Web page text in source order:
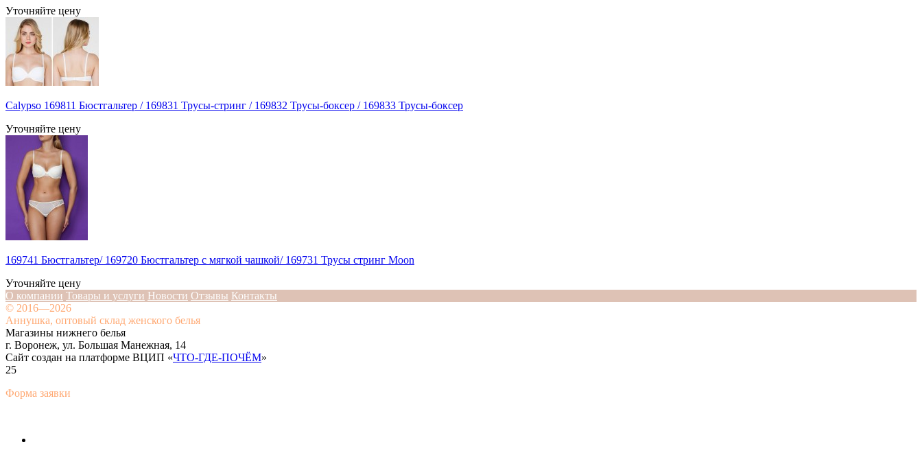
Уточняйте цену
Calypso 169811 Бюстгальтер / 169831 Трусы-стринг / 169832 Трусы-боксер / 169833 Трусы-боксер
Уточняйте цену
169741 Бюстгальтер/ 169720 Бюстгальтер с мягкой чашкой/ 169731 Трусы стринг Moon
Уточняйте цену
О компании Товары и услуги Новости Отзывы Контакты
© 2016—2026
Аннушка, оптовый склад женского белья
Магазины нижнего белья
г. Воронеж, ул. Большая Манежная, 14
Сайт создан на платформе ВЦИП «ЧТО-ГДЕ-ПОЧЁМ»
25
Форма заявки